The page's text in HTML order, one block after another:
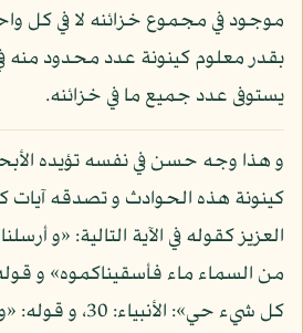
موجود في مجموع خزائنه لا في كل
بقدر معلوم كينونة عدد محدود
يستوفى عدد جميع ما في خزائنه.
و هذا وجه حسن في نفسه تؤيده
كينونة هذه الحوادث و تصدقه آيات
العزيز كقوله في الآية التالية: «و
من السماء ماء فأسقيناكموه» و
كل شيء حي»: